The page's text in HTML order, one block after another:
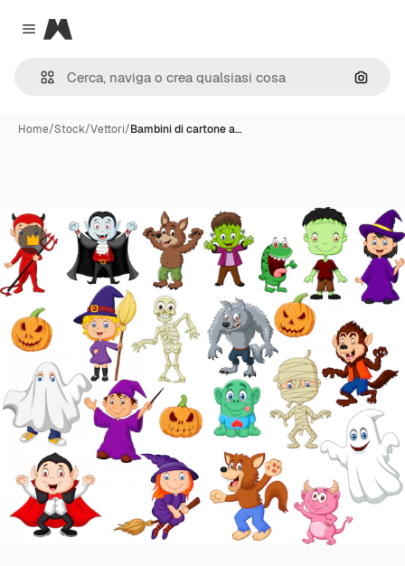
Close menu
Magnific
Cerca
Home/Stock/Vettori/Bambini di cartone a…
Premium